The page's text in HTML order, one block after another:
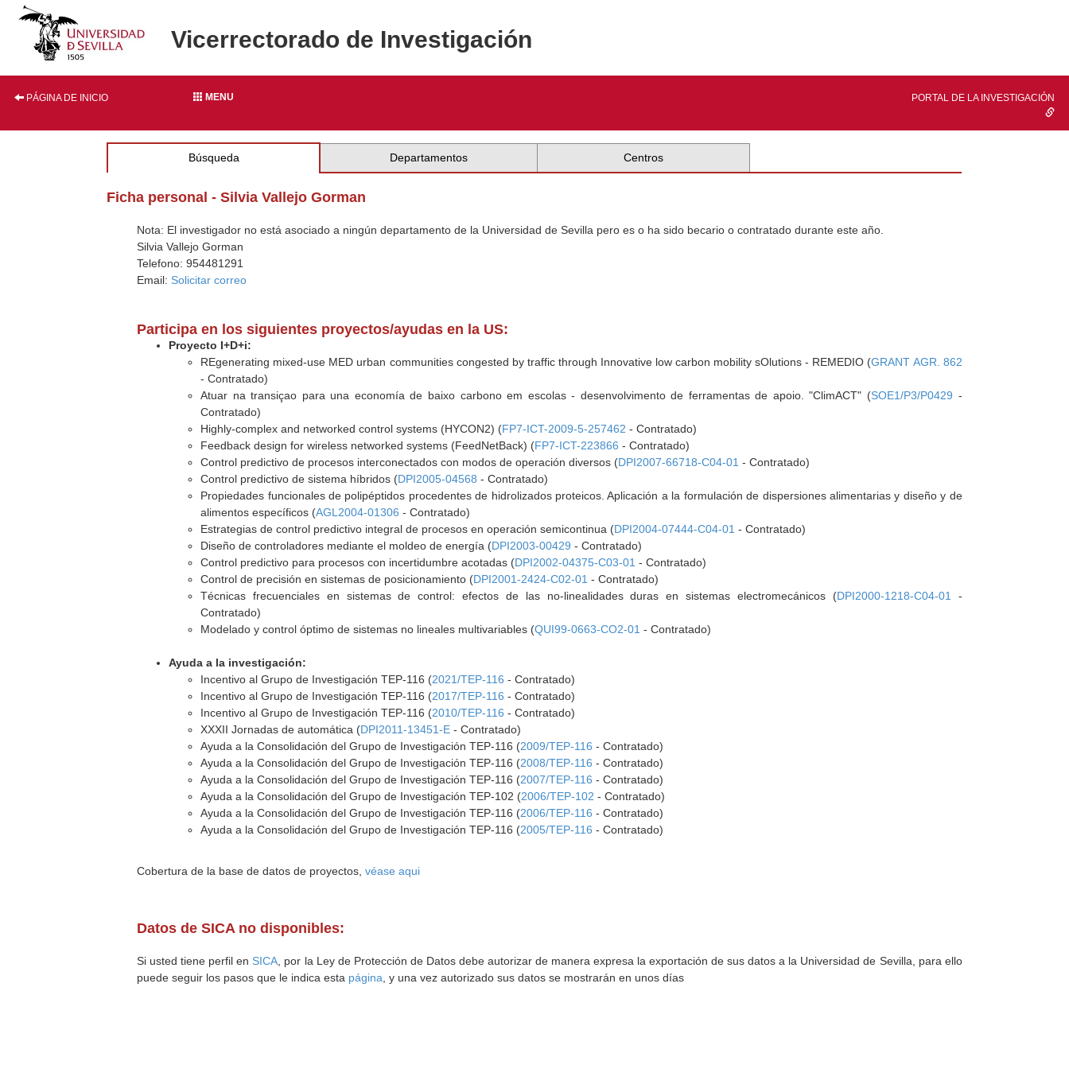
Vicerrectorado de Investigación
PÁGINA DE INICIO MENU PORTAL DE LA INVESTIGACIÓN
Búsqueda Departamentos Centros
Ficha personal - Silvia Vallejo Gorman
Nota: El investigador no está asociado a ningún departamento de la Universidad de Sevilla pero es o ha sido becario o contratado durante este año.
Silvia Vallejo Gorman
Telefono: 954481291
Email: Solicitar correo
Participa en los siguientes proyectos/ayudas en la US:
Proyecto I+D+i:
REgenerating mixed-use MED urban communities congested by traffic through Innovative low carbon mobility sOlutions - REMEDIO (GRANT AGR. 862
- Contratado)
Atuar na transiçao para una economía de baixo carbono em escolas - desenvolvimento de ferramentas de apoio. "ClimACT" (SOE1/P3/P0429 -
Contratado)
Highly-complex and networked control systems (HYCON2) (FP7-ICT-2009-5-257462 - Contratado)
Feedback design for wireless networked systems (FeedNetBack) (FP7-ICT-223866 - Contratado)
Control predictivo de procesos interconectados con modos de operación diversos (DPI2007-66718-C04-01 - Contratado)
Control predictivo de sistema híbridos (DPI2005-04568 - Contratado)
Propiedades funcionales de polipéptidos procedentes de hidrolizados proteicos. Aplicación a la formulación de dispersiones alimentarias y diseño y de
alimentos específicos (AGL2004-01306 - Contratado)
Estrategias de control predictivo integral de procesos en operación semicontinua (DPI2004-07444-C04-01 - Contratado)
Diseño de controladores mediante el moldeo de energía (DPI2003-00429 - Contratado)
Control predictivo para procesos con incertidumbre acotadas (DPI2002-04375-C03-01 - Contratado)
Control de precisión en sistemas de posicionamiento (DPI2001-2424-C02-01 - Contratado)
Técnicas frecuenciales en sistemas de control: efectos de las no-linealidades duras en sistemas electromecánicos (DPI2000-1218-C04-01
-
Contratado)
Modelado y control óptimo de sistemas no lineales multivariables (QUI99-0663-CO2-01 - Contratado)
Ayuda a la investigación:
Incentivo al Grupo de Investigación TEP-116 (2021/TEP-116 - Contratado)
Incentivo al Grupo de Investigación TEP-116 (2017/TEP-116 - Contratado)
Incentivo al Grupo de Investigación TEP-116 (2010/TEP-116 - Contratado)
XXXII Jornadas de automática (DPI2011-13451-E - Contratado)
Ayuda a la Consolidación del Grupo de Investigación TEP-116 (2009/TEP-116 - Contratado)
Ayuda a la Consolidación del Grupo de Investigación TEP-116 (2008/TEP-116 - Contratado)
Ayuda a la Consolidación del Grupo de Investigación TEP-116 (2007/TEP-116 - Contratado)
Ayuda a la Consolidación del Grupo de Investigación TEP-102 (2006/TEP-102 - Contratado)
Ayuda a la Consolidación del Grupo de Investigación TEP-116 (2006/TEP-116 - Contratado)
Ayuda a la Consolidación del Grupo de Investigación TEP-116 (2005/TEP-116 - Contratado)
Cobertura de la base de datos de proyectos,véase aqui
Datos de SICA no disponibles:
Si usted tiene perfil en SICA , por la Ley de Protección de Datos debe autorizar de manera expresa la exportación de sus datos a la Universidad de Sevilla, para ello
puede seguir los pasos que le indica esta página , y una vez autorizado sus datos se mostrarán en unos días